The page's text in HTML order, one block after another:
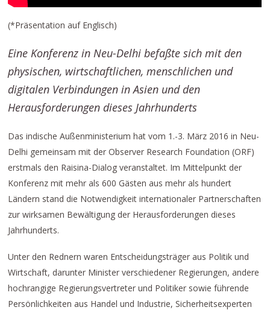
(*Präsentation auf Englisch)
Eine Konferenz in Neu-Delhi befaßte sich mit den
physischen, wirtschaftlichen, menschlichen und
digitalen Verbindungen in Asien und den
Herausforderungen dieses Jahrhunderts
Das indische Außenministerium hat vom 1.-3. März 2016 in Neu-
Delhi gemeinsam mit der Observer Research Foundation (ORF)
erstmals den Raisina-Dialog veranstaltet. Im Mittelpunkt der
Konferenz mit mehr als 600 Gästen aus mehr als hundert
Ländern stand die Notwendigkeit internationaler Partnerschaften
zur wirksamen Bewältigung der Herausforderungen dieses
Jahrhunderts.
Unter den Rednern waren Entscheidungsträger aus Politik und
Wirtschaft, darunter Minister verschiedener Regierungen, andere
hochrangige Regierungsvertreter und Politiker sowie führende
Persönlichkeiten aus Handel und Industrie, Sicherheitsexperten